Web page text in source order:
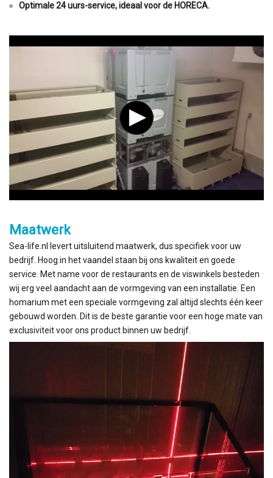
Optimale 24 uurs-service, ideaal voor de HORECA.
Maatwerk
Sea-life.nl levert uitsluitend maatwerk, dus specifiek voor uw
bedrijf. Hoog in het vaandel staan bij ons kwaliteit en goede
service. Met name voor de restaurants en de viswinkels besteden
wij erg veel aandacht aan de vormgeving van een installatie. Een
homarium met een speciale vormgeving zal altijd slechts één keer
gebouwd worden. Dit is de beste garantie voor een hoge mate van
exclusiviteit voor ons product binnen uw bedrijf.